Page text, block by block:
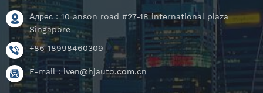
Адрес : 10 anson road #27-18 international plaza
Singapore
+86 18998460309
E-mail :iven@hjauto.com.cn